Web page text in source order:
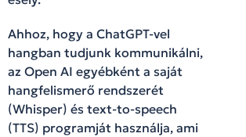
Ahhoz, hogy a ChatGPT-vel
hangban tudjunk kommunikálni,
az Open AI egyébként a saját
hangfelismerő rendszerét
(Whisper) és text-to-speech
(TTS) programját használja, ami